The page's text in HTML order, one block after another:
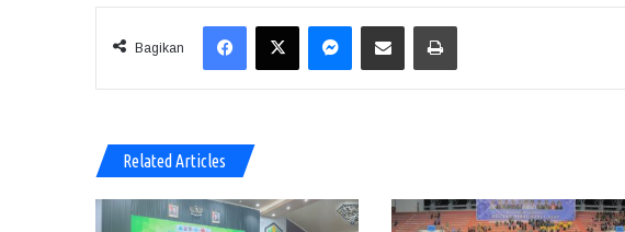
Bagikan
X
Related Articles